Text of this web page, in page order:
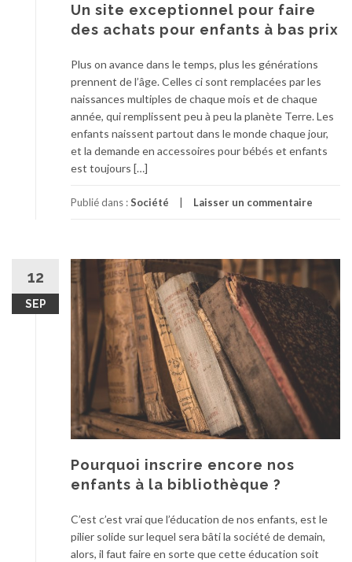
Un site exceptionnel pour faire
des achats pour enfants à bas prix
Plus on avance dans le temps, plus les générations
prennent de l’âge. Celles ci sont remplacées par les
naissances multiples de chaque mois et de chaque
année, qui remplissent peu à peu la planète Terre. Les
enfants naissent partout dans le monde chaque jour,
et la demande en accessoires pour bébés et enfants
est toujours […]
Publié dans :Société Laisser un commentaire
12
SEP
Pourquoi inscrire encore nos
enfants à la bibliothèque ?
C’est c’est vrai que l’éducation de nos enfants, est le
pilier solide sur lequel sera bâti la société de demain,
alors, il faut faire en sorte que cette éducation soit